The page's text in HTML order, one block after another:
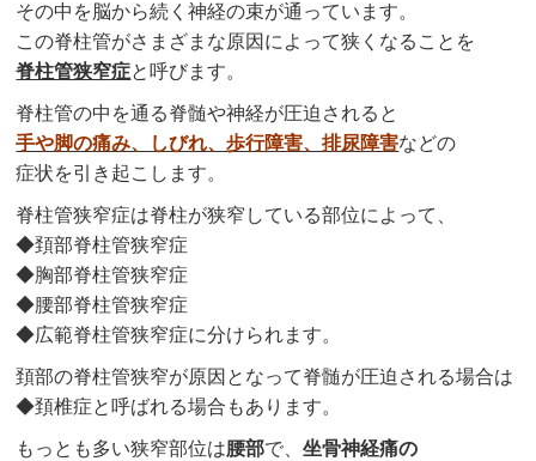
その中を脳から続く神経の束が通っています。
この脊柱管がさまざまな原因によって狭くなることを
脊柱管狭窄症と呼びます。
脊柱管の中を通る脊髄や神経が圧迫されると
手や脚の痛み、しびれ、歩行障害、排尿障害などの
症状を引き起こします。
脊柱管狭窄症は脊柱が狭窄している部位によって、
◆頚部脊柱管狭窄症
◆胸部脊柱管狭窄症
◆腰部脊柱管狭窄症
◆広範脊柱管狭窄症に分けられます。
頚部の脊柱管狭窄が原因となって脊髄が圧迫される場合は
◆頚椎症と呼ばれる場合もあります。
もっとも多い狭窄部位は腰部で、坐骨神経痛の